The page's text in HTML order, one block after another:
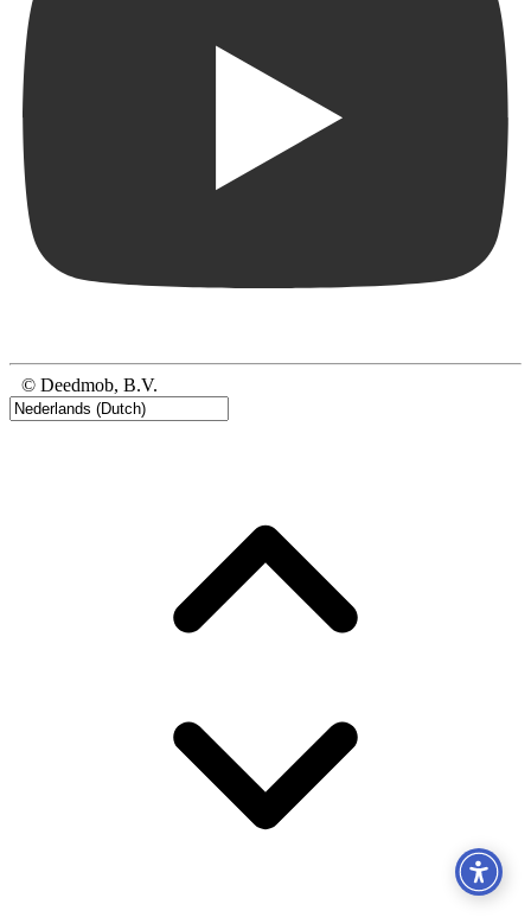
© Deedmob, B.V.